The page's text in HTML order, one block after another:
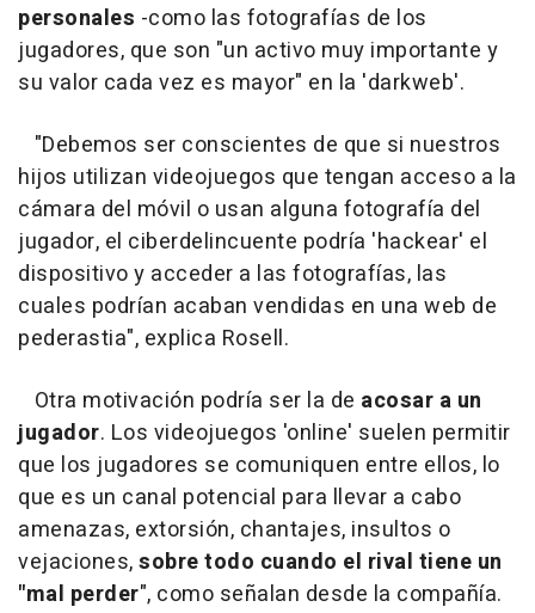
personales -como las fotografías de los
jugadores, que son "un activo muy importante y
su valor cada vez es mayor" en la 'darkweb'.
"Debemos ser conscientes de que si nuestros
hijos utilizan videojuegos que tengan acceso a la
cámara del móvil o usan alguna fotografía del
jugador, el ciberdelincuente podría 'hackear' el
dispositivo y acceder a las fotografías, las
cuales podrían acaban vendidas en una web de
pederastia", explica Rosell.
Otra motivación podría ser la de acosar a un
jugador. Los videojuegos 'online' suelen permitir
que los jugadores se comuniquen entre ellos, lo
que es un canal potencial para llevar a cabo
amenazas, extorsión, chantajes, insultos o
vejaciones,sobre todo cuando el rival tiene un
"mal perder", como señalan desde la compañía.